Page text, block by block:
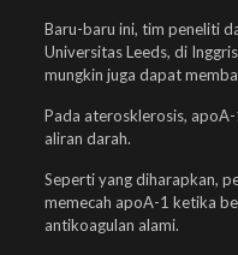
Baru-baru ini, tim peneliti
Universitas Leeds, di
mungkin juga dapat
Pada aterosklerosis,
aliran darah.
Seperti yang diharapkan,
memecah apoA-1 ketika
antikoagulan alami.